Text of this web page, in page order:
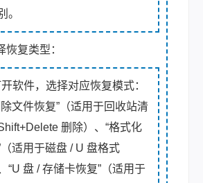
。
恢复类型：
软件，选择对应恢复模式：
除文件恢复”（适用于回收站清
删除）、“格式化
（适用于磁盘 / U 盘格式
“U 盘 / 存储卡恢复”（适用于